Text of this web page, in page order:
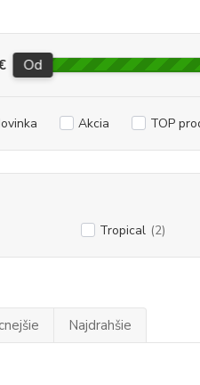
Od
Akcia TOP
Tropical (2)
Najdrahšie